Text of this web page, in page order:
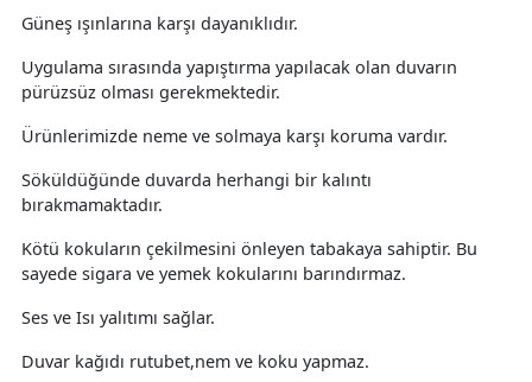
Güneş ışınlarına karşı dayanıklıdır.
Uygulama sırasında yapıştırma yapılacak olan duvarın
pürüzsüz olması gerekmektedir.
Ürünlerimizde neme ve solmaya karşı koruma vardır.
Söküldüğünde duvarda herhangi bir kalıntı
bırakmamaktadır.
Kötü kokuların çekilmesini önleyen tabakaya sahiptir. Bu
sayede sigara ve yemek kokularını barındırmaz.
Ses ve Isı yalıtımı sağlar.
Duvar kağıdı rutubet,nem ve koku yapmaz.